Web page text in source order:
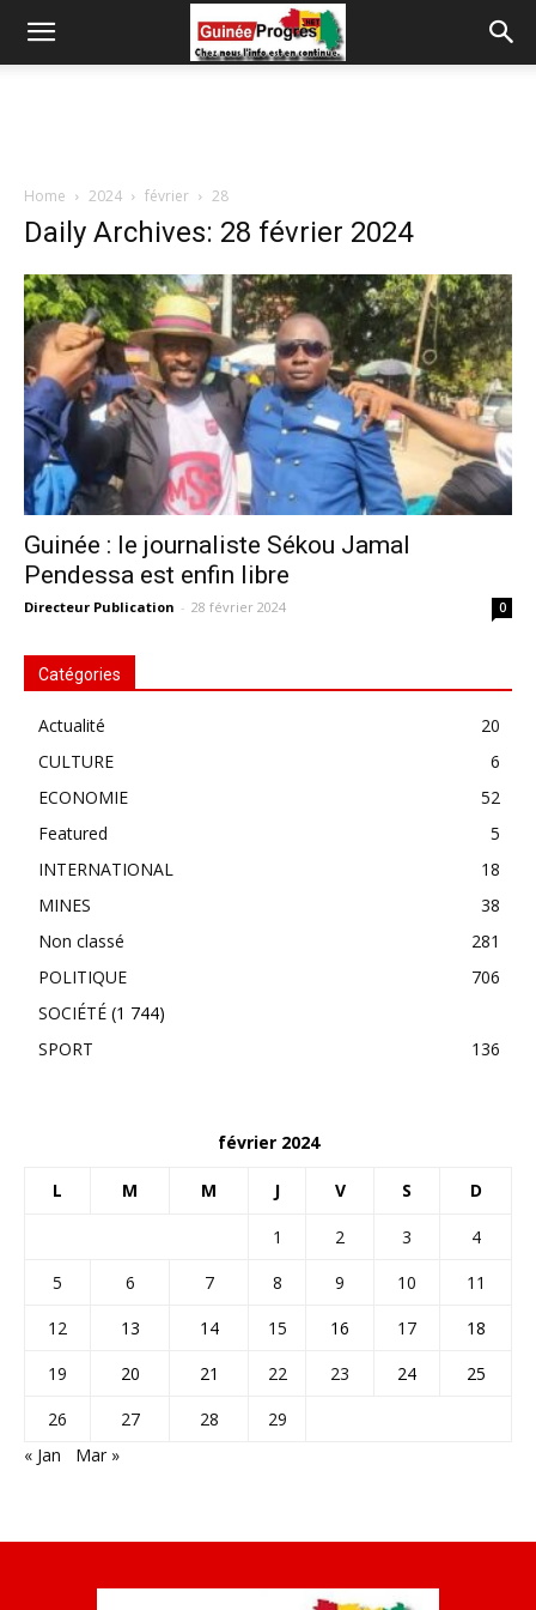
Home 2024 février 28
Daily Archives: 28 février 2024
Guinée : le journaliste Sékou Jamal
Pendessa est enfin libre
Directeur Publication - 28 février 2024 0
Catégories
Actualité
20
CULTURE
6
ECONOMIE
52
Featured
5
INTERNATIONAL
18
MINES
38
Non classé
281
POLITIQUE
706
SOCIÉTÉ (1 744)
SPORT
136
février 2024
L M M J V S D
1 2 3
4
5
6 7 8 9 10
11
12
13 14 15 16 17
18
19
20 21 22 23 24
25
26
27 28
29
« Jan
Mar »